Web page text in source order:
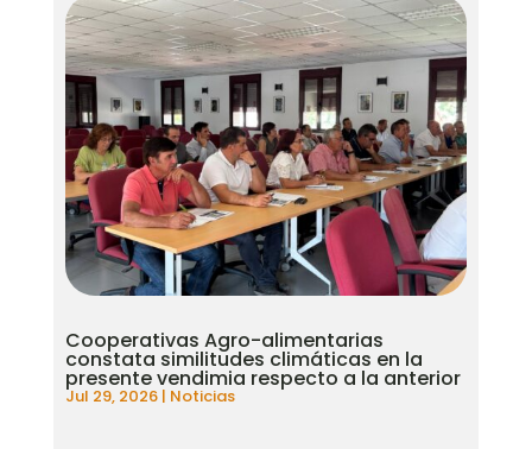
Cooperativas Agro-alimentarias
constata similitudes climáticas en la
presente vendimia respecto a la anterior
Jul 29, 2026| Noticias